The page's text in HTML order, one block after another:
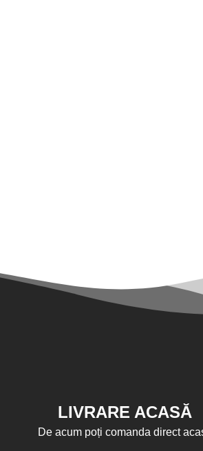
LIVRARE ACASĂ
De acum poți comanda direct